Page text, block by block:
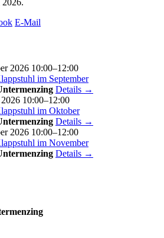
E-Mail
2026 10:00–12:00
im September
Details →
10:00–12:00
im Oktober
Details →
2026 10:00–12:00
im November
Details →